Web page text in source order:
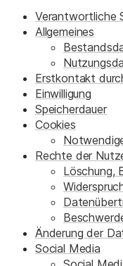
Verantwortliche
Allgemeines
Erstkontakt
Einwilligung
Speicherdauer
Cookies
Rechte der
Löschung,
Änderung der
Social Media